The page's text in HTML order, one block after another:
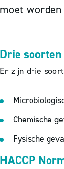
moet
Drie
Er zijn drie
Chemische
Fysische
HACCP